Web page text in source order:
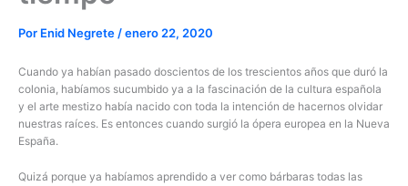
Por Enid Negrete/enero 22, 2020
Cuando ya habían pasado doscientos de los trescientos años que duró la
colonia, habíamos sucumbido ya a la fascinación de la cultura española
y el arte mestizo había nacido con toda la intención de hacernos olvidar
nuestras raíces. Es entonces cuando surgió la ópera europea en la Nueva
España.
Quizá porque ya habíamos aprendido a ver como bárbaras todas las